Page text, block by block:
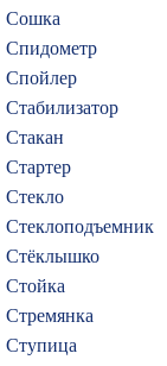
Сошка
Спидометр
Спойлер
Стабилизатор
Стакан
Стартер
Стекло
Стеклоподъемник
Стёклышко
Стойка
Стремянка
Ступица